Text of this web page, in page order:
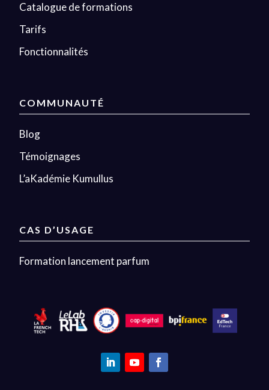
Catalogue de formations
Tarifs
Fonctionnalités
COMMUNAUTÉ
Blog
Témoignages
L’aKadémie Kumullus
CAS D’USAGE
Formation lancement parfum